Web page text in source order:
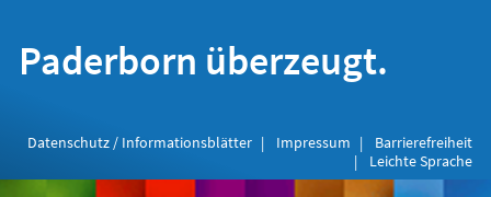
Paderborn überzeugt.
Datenschutz / Informationsblätter Impressum
Barrierefreiheit
Leichte Sprache